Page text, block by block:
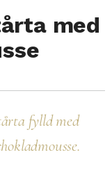
med
fylld med